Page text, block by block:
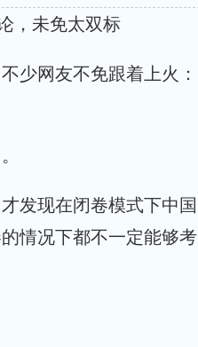
，未免太双标
少网友不免跟着上火：
发现在闭卷模式下中国
情况下都不一定能够考